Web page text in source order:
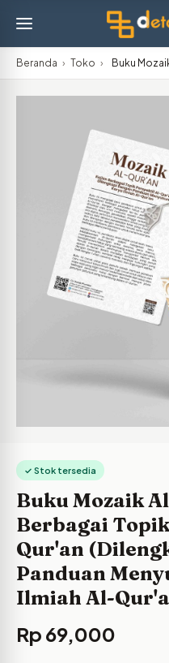
Beranda › Toko › Buku
✓ Stok tersedia
Buku Mozaik
Berbagai
Qur'an
Panduan
Ilmiah Al-
Rp 69,000